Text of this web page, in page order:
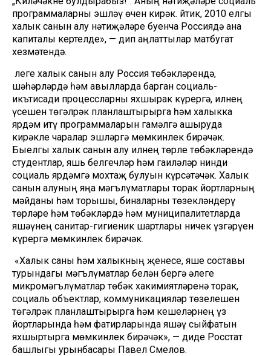
программаларны эшләү өчен кирәк. Әйтик, 2010 елгы
халык санын алу нәтиҗәләре буенча Россиядә ана
капиталы кертелде», — дип аңлаттылар матбугат
хезмәтендә.
Әлеге халык санын алу Россия төбәкләрендә,
шәһәрләрдә һәм авылларда барган социаль-
икътисади процессларны яхшырак күрергә, илнең
үсешен төгәлрәк планлаштырырга һәм халыкка
ярдәм итү программаларын гамәлгә ашыруда
кирәкле чаралар эшләргә мөмкинлек бирәчәк.
Быелгы халык санын алу илнең төрле төбәкләрендә
студентлар, яшь белгечләр һәм гаиләләр нинди
социаль ярдәмгә мохтаҗ булуын күрсәтәчәк. Халык
санын алуның яңа мәгълүматлары торак йортларның
мәйданы һәм торышы, биналарны төзекләндерү
төрләре һәм төбәкләрдә һәм муниципалитетларда
яшәүнең санитар-гигиеник шартлары ничек үзгәрүен
күрергә мөмкинлек бирәчәк.
«Халык саны һәм халыкның җенесе, яше составы
турындагы мәгълүматлар белән бергә әлеге
микромәгълүматлар төбәк хакимиятләренә торак,
социаль объектлар, коммуникацияләр төзелешен
төгәлрәк планлаштырырга һәм кешеләрнең үз
йортларында һәм фатирларында яшәү сыйфатын
яхшыртырга мөмкинлек бирәчәк», — диде Росстат
башлыгы урынбасары Павел Смелов.